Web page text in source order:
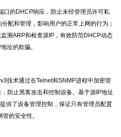
口的DHCP响应，防止未经管理员许可私
配和管理，影响用户的正常上网的行为；
测ARP和检查源IP，有效防范DHCP动态
址的欺骗。
技术通过在Telnet和SNMP进程中加密管
防止黑客攻击和控制设备。基于源IP地址
供了设备管理控制，保证只有管理员配置
的安全性。